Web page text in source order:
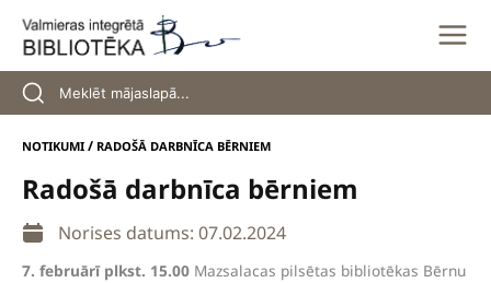
content
NOTIKUMI / RADOŠĀ DARBNĪCA BĒRNIEM
Radošā darbnīca bērniem
Norises datums: 07.02.2024
7. februārī plkst. 15.00 Mazsalacas pilsētas bibliotēkas Bērnu